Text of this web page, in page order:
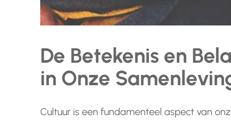
De Betekenis en
in Onze
Cultuur is een fundamenteel aspect van